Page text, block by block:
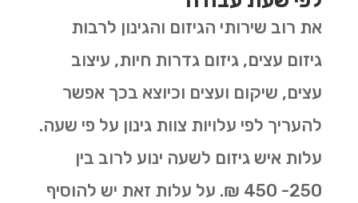
את רוב שירותי הגיזום והגינון לרבות
גיזום עצים, גיזום גדרות חיות, עיצוב
עצים, שיקום ועצים וכיוצא בכך אפשר
להעריך לפי עלויות צוות גינון על פי שעה.
עלות איש גיזום לשעה ינוע לרוב בין
250- 450 ₪. על עלות זאת יש להוסיף